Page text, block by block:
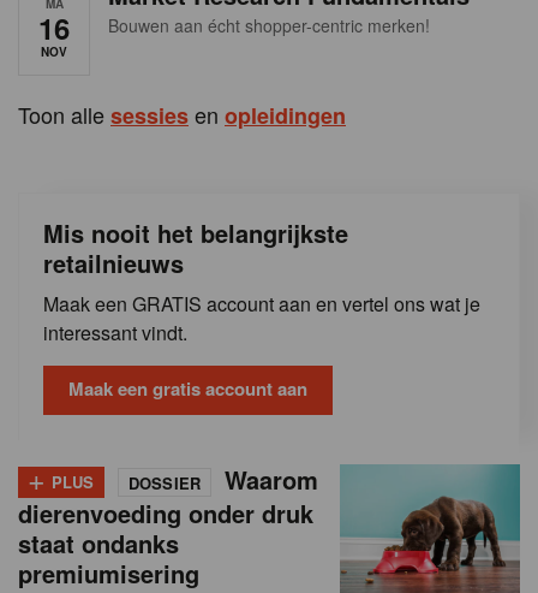
16
NOV
Bouwen aan écht shopper-centric merken!
Toon allesessiesen opleidingen
Mis nooit het belangrijkste
retailnieuws
Maak een GRATIS account aan en vertel ons wat je
interessant vindt.
Maak een gratis account aan
+ PLUS DOSSIER
Waarom
dierenvoeding onder druk
staat ondanks
premiumisering